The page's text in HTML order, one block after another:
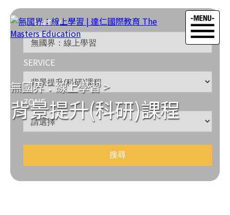
無國界：線上學習>
背景提升(科研)課程
COUNTRY
SERVICE
ZONE